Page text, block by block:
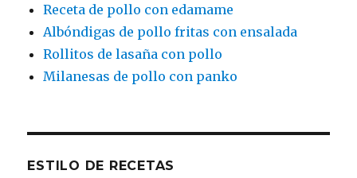
Receta de pollo con edamame
Albóndigas de pollo fritas con ensalada
Rollitos de lasaña con pollo
Milanesas de pollo con panko
ESTILO DE RECETAS